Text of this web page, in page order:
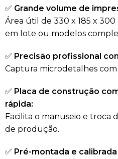
✅ Grande volume de
Área útil de 330 x 185 x
em lote ou modelos
✅ Precisão profissional
Captura microdetalhes
✅ Placa de construção
rápida:
Facilita o manuseio e troca
de produção.
✅ Pré-montada e